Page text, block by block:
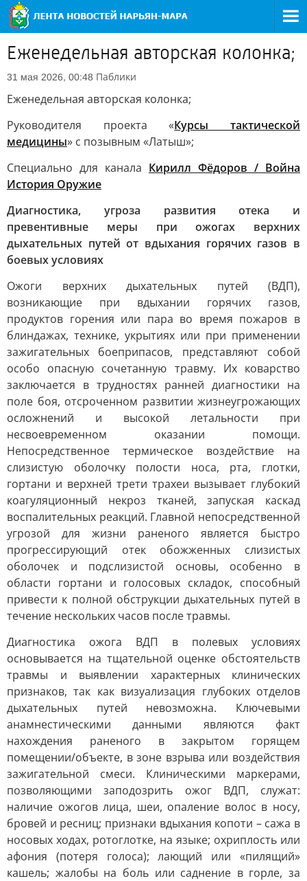
Еженедельная авторская колонка;
31 мая 2026, 00:48 Паблики
Еженедельная авторская колонка;
Руководителя проекта «Курсы тактической
медицины» с позывным «Латыш»;
Специально для канала Кирилл Фёдоров / Война
История Оружие
Диагностика, угроза развития отека и
превентивные меры при ожогах верхних
дыхательных путей от вдыхания горячих газов в
боевых условиях
Ожоги верхних дыхательных путей (ВДП),
возникающие при вдыхании горячих газов,
продуктов горения или пара во время пожаров в
блиндажах, технике, укрытиях или при применении
зажигательных боеприпасов, представляют собой
особо опасную сочетанную травму. Их коварство
заключается в трудностях ранней диагностики на
поле боя, отсроченном развитии жизнеугрожающих
осложнений и высокой летальности при
несвоевременном оказании помощи.
Непосредственное термическое воздействие на
слизистую оболочку полости носа, рта, глотки,
гортани и верхней трети трахеи вызывает глубокий
коагуляционный некроз тканей, запуская каскад
воспалительных реакций. Главной непосредственной
угрозой для жизни раненого является быстро
прогрессирующий отек обожженных слизистых
оболочек и подслизистой основы, особенно в
области гортани и голосовых складок, способный
привести к полной обструкции дыхательных путей в
течение нескольких часов после травмы.
Диагностика ожога ВДП в полевых условиях
основывается на тщательной оценке обстоятельств
травмы и выявлении характерных клинических
признаков, так как визуализация глубоких отделов
дыхательных путей невозможна. Ключевыми
анамнестическими данными являются факт
нахождения раненого в закрытом горящем
помещении/объекте, в зоне взрыва или воздействия
зажигательной смеси. Клиническими маркерами,
позволяющими заподозрить ожог ВДП, служат:
наличие ожогов лица, шеи, опаление волос в носу,
бровей и ресниц; признаки вдыхания копоти – сажа в
носовых ходах, ротоглотке, на языке; охриплость или
афония (потеря голоса); лающий или «пилящий»
кашель; жалобы на боль или саднение в горле, за